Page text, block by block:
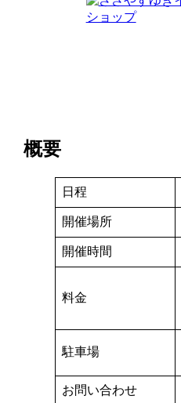
概要
日程
開催場所
開催時間
料金
駐車場
お問い合わせ